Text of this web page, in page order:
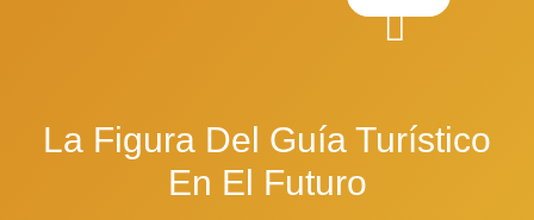
La Figura Del Guía Turístico
En El Futuro